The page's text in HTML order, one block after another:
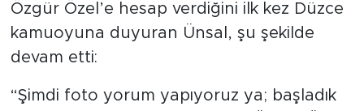
Özgür Özel’e hesap verdiğini ilk kez Düzce
kamuoyuna duyuran Ünsal, şu şekilde
devam etti:
“Şimdi foto yorum yapıyoruz ya; başladık